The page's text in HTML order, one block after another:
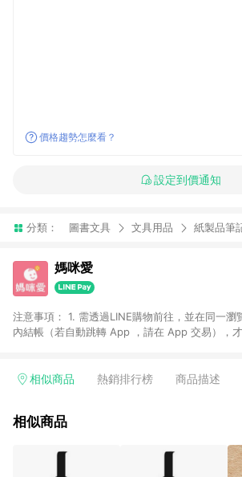
價格趨勢怎麼看？
設定到價通知
分類： 圖書文具 文具用品 紙製品筆
媽咪愛
注意事項： 1. 需透過LINE購物前往，並在同一瀏覽器於 24 小時
內結帳（若自動跳轉 App ，請在 App 交易），
請更新至 3.9 才具贈點資格。 5. 點數將於廠商出貨後 30 天後發
車標示為準。 7. LINE購物導購回饋無法與媽咪愛站上折價券並
商品類別不回饋，請參考以下列表：童書館出清
/ 瑪利歐玩具 / LEGO樂高 / 尿布 / 橋樑書 / 中高
相似商品 熱銷排行榜 商品描述
相似商品